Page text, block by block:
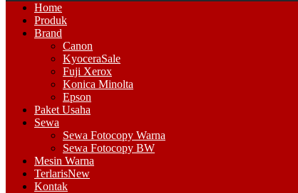
Primary
Menu
Home
Produk
Brand
Canon
KyoceraSale
Fuji Xerox
Konica Minolta
Epson
Paket Usaha
Sewa
Sewa Fotocopy Warna
Sewa Fotocopy BW
Mesin Warna
TerlarisNew
Kontak